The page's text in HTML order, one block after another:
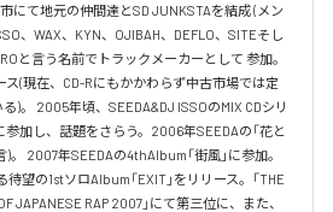
にて地元の仲間達とSD JUNKSTAを結成 (メン
、WAX、KYN、OJIBAH、DEFLO、SITEそし
と言う名前でトラックメーカーとして 参加。
ス(現在、CD-Rにもかかわらず中古市場では定
)。 2005年頃、SEEDA&DJ ISSOのMIX CDシリ
参加し、話題をさらう。2006年SEEDAの「花と
。 2007年SEEDAの4thAlbum「街風」に参加。
望の1stソロAlbum「EXIT」をリリース。「THE
JAPANESE RAP 2007」にて第三位に、また、